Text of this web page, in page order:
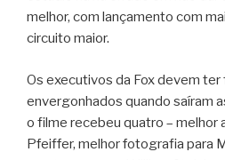
melhor, com lançamento com
circuito maior.
Os executivos da Fox devem
envergonhados quando saíram
o filme recebeu quatro – melhor
Pfeiffer, melhor fotografia para